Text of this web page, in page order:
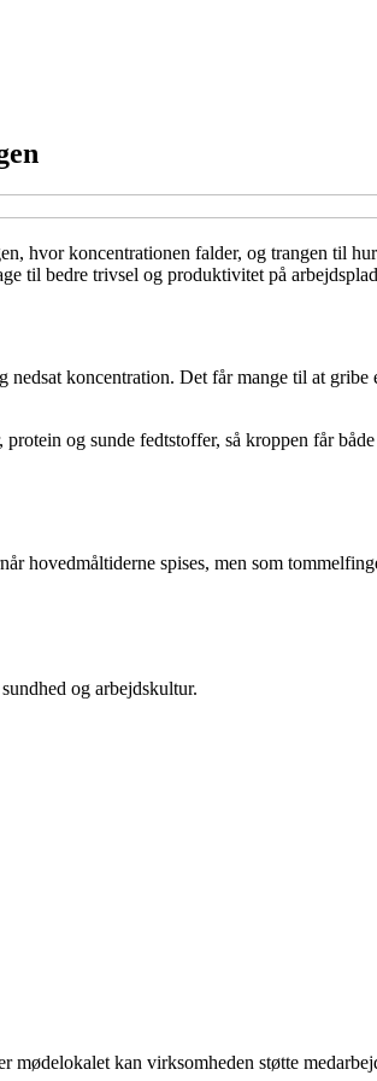
hvor koncentrationen falder, og trangen til
til bedre trivsel og produktivitet på
koncentration. Det får mange til at gribe
og sunde fedtstoffer, så kroppen får
hovedmåltiderne spises, men som
og arbejdskultur.
mødelokalet kan virksomheden støtte